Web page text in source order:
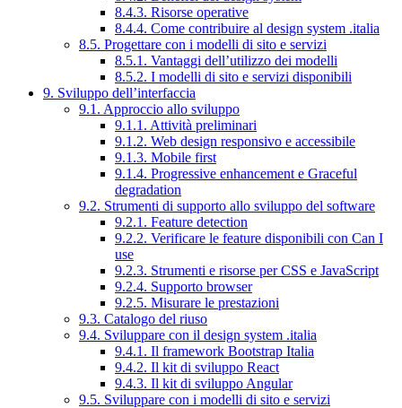
8.4.3. Risorse operative
8.4.4. Come contribuire al design system .italia
8.5. Progettare con i modelli di sito e servizi
8.5.1. Vantaggi dell’utilizzo dei modelli
8.5.2. I modelli di sito e servizi disponibili
9. Sviluppo dell’interfaccia
9.1. Approccio allo sviluppo
9.1.1. Attività preliminari
9.1.2. Web design responsivo e accessibile
9.1.3. Mobile first
9.1.4. Progressive enhancement e Graceful
degradation
9.2. Strumenti di supporto allo sviluppo del software
9.2.1. Feature detection
9.2.2. Verificare le feature disponibili con Can I
use
9.2.3. Strumenti e risorse per CSS e JavaScript
9.2.4. Supporto browser
9.2.5. Misurare le prestazioni
9.3. Catalogo del riuso
9.4. Sviluppare con il design system .italia
9.4.1. Il framework Bootstrap Italia
9.4.2. Il kit di sviluppo React
9.4.3. Il kit di sviluppo Angular
9.5. Sviluppare con i modelli di sito e servizi